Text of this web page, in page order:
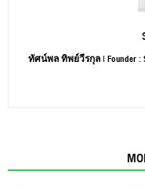
ทัศน์พล ทิพย์วีรกุล | Founder :